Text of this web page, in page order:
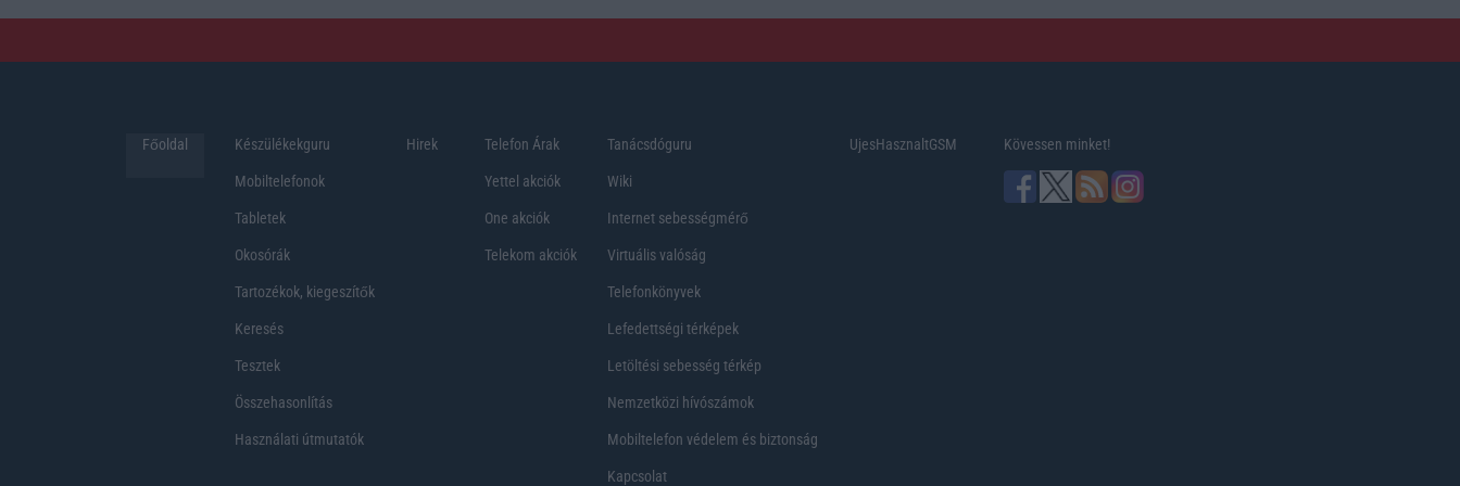
Főoldal Készülékekguru
Mobiltelefonok
Tabletek
Okosórák
Tartozékok, kiegeszítők
Keresés
Tesztek
Összehasonlítás
Használati útmutatók
Hirek Telefon Árak
Yettel akciók
One akciók
Telekom akciók
Tanácsdóguru
Wiki
Internet sebességmérő
Virtuális valóság
Telefonkönyvek
Lefedettségi térképek
Letöltési sebesség térkép
Nemzetközi hívószámok
Mobiltelefon védelem és biztonság
Kapcsolat
UjesHasznaltGSM Kövessen minket!